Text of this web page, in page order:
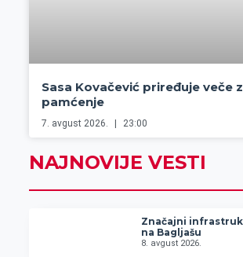
Sasa Kovačević priređuje veče
pamćenje
7. avgust 2026. 23:00
NAJNOVIJE VESTI
Značajni
na Bagljašu
8. avgust 2026.